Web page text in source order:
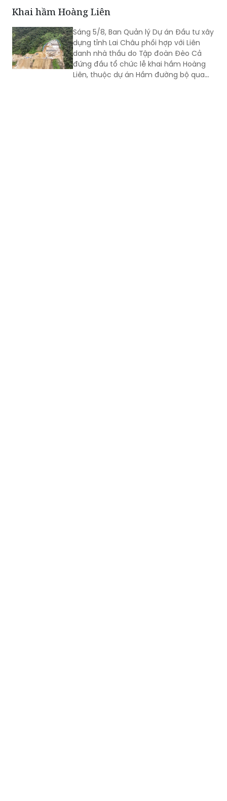
Bắc Bộ”. Đây không chỉ là việc tổng kết
thực tiễn một cách toàn diện từ nhiệm
kỳ 2020 - 2025, mà còn thể hiện rõ
tầm nhìn, bản lĩnh và quyết tâm chính
trị của Đảng bộ tỉnh trong giai đoạn
phát triển mới.
Sáng 5/8, Ban Quản lý Dự án Đầu tư xây
dựng tỉnh Lai Châu phối hợp với Liên
danh nhà thầu do Tập đoàn Đèo Cả
đứng đầu tổ chức lễ khai hầm Hoàng
Liên, thuộc dự án Hầm đường bộ qua
đèo Hoàng Liên, kết nối tỉnh Lào Cai với
tỉnh Lai Châu.